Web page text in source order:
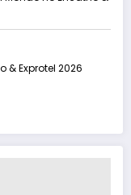
& Exprotel 2026